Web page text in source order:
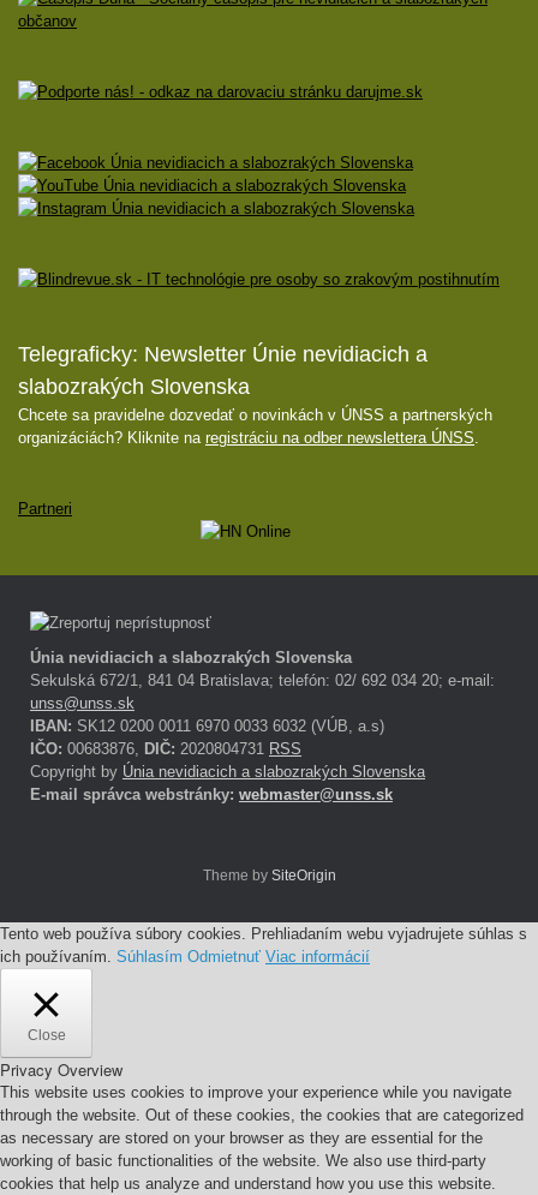
Telegraficky: Newsletter Únie nevidiacich a
slabozrakých Slovenska
Chcete sa pravidelne dozvedať o novinkách v ÚNSS a partnerských
organizáciách? Kliknite na registráciu na odber newslettera ÚNSS.
Partneri
Únia nevidiacich a slabozrakých Slovenska
Sekulská 672/1, 841 04 Bratislava; telefón: 02/ 692 034 20; e-mail:
unss@unss.sk
IBAN: SK12 0200 0011 6970 0033 6032 (VÚB, a.s)
IČO: 00683876, DIČ: 2020804731 RSS
Copyright by Únia nevidiacich a slabozrakých Slovenska
E-mail správca webstránky: webmaster@unss.sk
Theme by SiteOrigin
Tento web používa súbory cookies. Prehliadaním webu vyjadrujete súhlas s
ich používaním. Súhlasím Odmietnuť Viac informácií
Close
Privacy Overview
This website uses cookies to improve your experience while you navigate
through the website. Out of these cookies, the cookies that are categorized
as necessary are stored on your browser as they are essential for the
working of basic functionalities of the website. We also use third-party
cookies that help us analyze and understand how you use this website.